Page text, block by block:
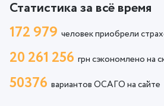
Статистика за всё время
172 979 человек приобрели
20 261 256 грн сэкономлено на
50376 вариантов ОСАГО на сайте